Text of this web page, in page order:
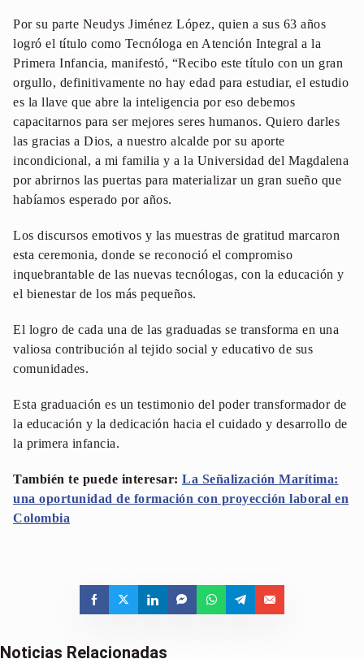
Por su parte Neudys Jiménez López, quien a sus 63 años
logró el título como Tecnóloga en Atención Integral a la
Primera Infancia, manifestó, “Recibo este título con un gran
orgullo, definitivamente no hay edad para estudiar, el estudio
es la llave que abre la inteligencia por eso debemos
capacitarnos para ser mejores seres humanos. Quiero darles
las gracias a Dios, a nuestro alcalde por su aporte
incondicional, a mi familia y a la Universidad del Magdalena
por abrirnos las puertas para materializar un gran sueño que
habíamos esperado por años.
Los discursos emotivos y las muestras de gratitud marcaron
esta ceremonia, donde se reconoció el compromiso
inquebrantable de las nuevas tecnólogas, con la educación y
el bienestar de los más pequeños.
El logro de cada una de las graduadas se transforma en una
valiosa contribución al tejido social y educativo de sus
comunidades.
Esta graduación es un testimonio del poder transformador de
la educación y la dedicación hacia el cuidado y desarrollo de
la primera infancia.
También te puede interesar: La Señalización Marítima:
una oportunidad de formación con proyección laboral en
Colombia
Noticias Relacionadas